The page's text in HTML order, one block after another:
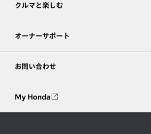
クルマと楽しむ
オーナーサポート
お問い合わせ
My Honda